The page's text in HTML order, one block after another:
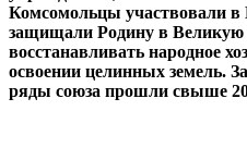
Комсомольцы участвовали в
защищали Родину в Великую
восстанавливать народное
освоении целинных земель.
ряды союза прошли свыше